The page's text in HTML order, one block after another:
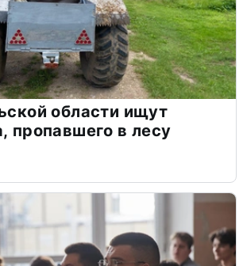
области ищут
пропавшего в лесу